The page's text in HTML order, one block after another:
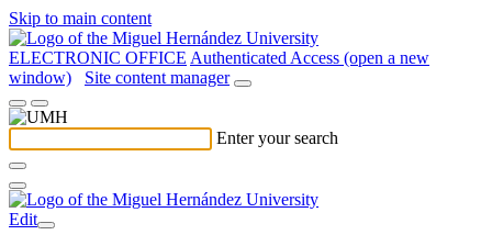
Skip to main content
ELECTRONIC OFFICE Authenticated Access (open a new
window)
Site content manager
Enter your search
Edit